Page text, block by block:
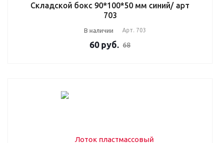
Складской бокс 90*100*50 мм синий/ арт
703
В наличии Арт. 703
60 руб. 68